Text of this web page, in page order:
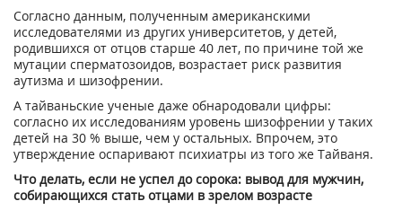
Согласно данным, полученным американскими
исследователями из других университетов, у детей,
родившихся от отцов старше 40 лет, по причине той же
мутации сперматозоидов, возрастает риск развития
аутизма и шизофрении.
А тайваньские ученые даже обнародовали цифры:
согласно их исследованиям уровень шизофрении у таких
детей на 30 % выше, чем у остальных. Впрочем, это
утверждение оспаривают психиатры из того же Тайваня.
Что делать, если не успел до сорока: вывод для мужчин,
собирающихся стать отцами в зрелом возрасте